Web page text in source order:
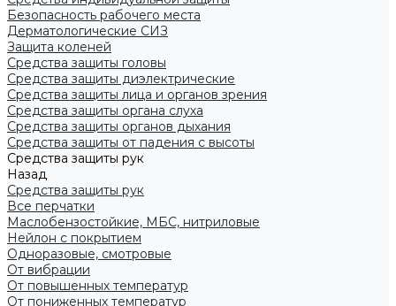
Безопасность рабочего места
Дерматологические СИЗ
Защита коленей
Средства защиты головы
Средства защиты диэлектрические
Средства защиты лица и органов зрения
Средства защиты органа слуха
Средства защиты органов дыхания
Средства защиты от падения с высоты
Средства защиты рук
Назад
Средства защиты рук
Все перчатки
Маслобензостойкие, МБС, нитриловые
Нейлон с покрытием
Одноразовые, смотровые
От вибрации
От повышенных температур
От пониженных температур